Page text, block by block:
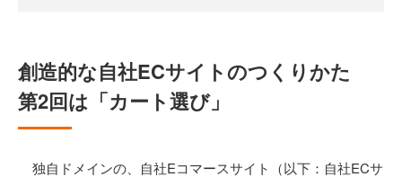
創造的な自社ECサイトのつくりかた
第2回は「カート選び」
独自ドメインの、自社Eコマースサイト（以下：自社ECサ